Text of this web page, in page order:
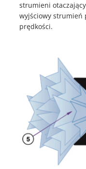
strumieni
wyjściowy strumień
prędkości.